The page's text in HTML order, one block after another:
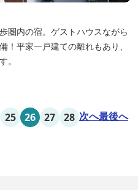
圏内の宿。ゲストハウスながら
！平家一戸建ての離れもあり、
。
25 26 27 28 次へ最後へ